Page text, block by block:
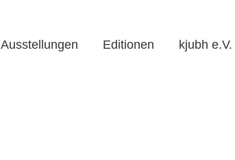
Ausstellungen Editionen kjubh e.V.